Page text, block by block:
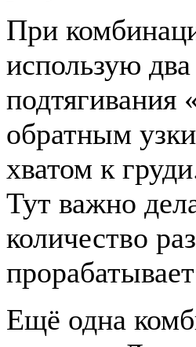
При
использую
подтягивания
обратным
хватом к
Тут важно
количество
Ещё одна